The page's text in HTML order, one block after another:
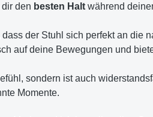
den besten Halt während
dass der Stuhl sich perfekt an die
auf deine Bewegungen und
sondern ist auch
Momente.